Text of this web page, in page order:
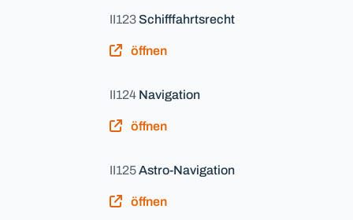
II123Schifffahrtsrecht
öffnen
II124 Navigation
öffnen
II125Astro-Navigation
öffnen